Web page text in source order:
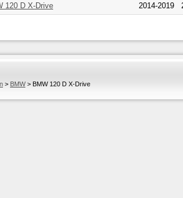
120 D X-Drive 2014-2019
> BMW> BMW 120 D X-Drive